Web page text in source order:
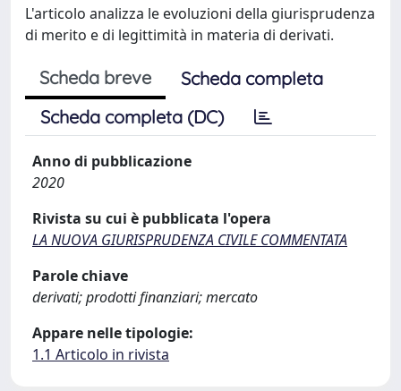
L'articolo analizza le evoluzioni della giurisprudenza
di merito e di legittimità in materia di derivati.
Scheda breve
Scheda completa
Scheda completa (DC)
Anno di pubblicazione
2020
Rivista su cui è pubblicata l'opera
LA NUOVA GIURISPRUDENZA CIVILE COMMENTATA
Parole chiave
derivati; prodotti finanziari; mercato
Appare nelle tipologie:
1.1 Articolo in rivista